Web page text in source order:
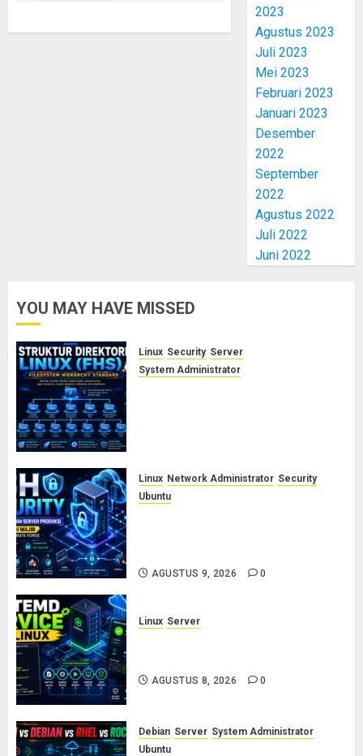
2023
Agustus 2023
Juli 2023
Mei 2023
Februari 2023
Januari 2023
Desember
2022
September
2022
Agustus 2022
Juli 2022
Juni 2022
YOU MAY HAVE MISSED
Linux Security Server
System Administrator
Linux Network Administrator Security
Ubuntu
AGUSTUS 9, 2026 0
Linux Server
AGUSTUS 8, 2026 0
Debian Server System Administrator
Ubuntu